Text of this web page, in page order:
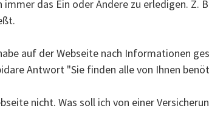
das Ein oder Andere zu erledigen. Z.
auf der Webseite nach Informationen
Antwort "Sie finden alle von Ihnen
nicht. Was soll ich von einer